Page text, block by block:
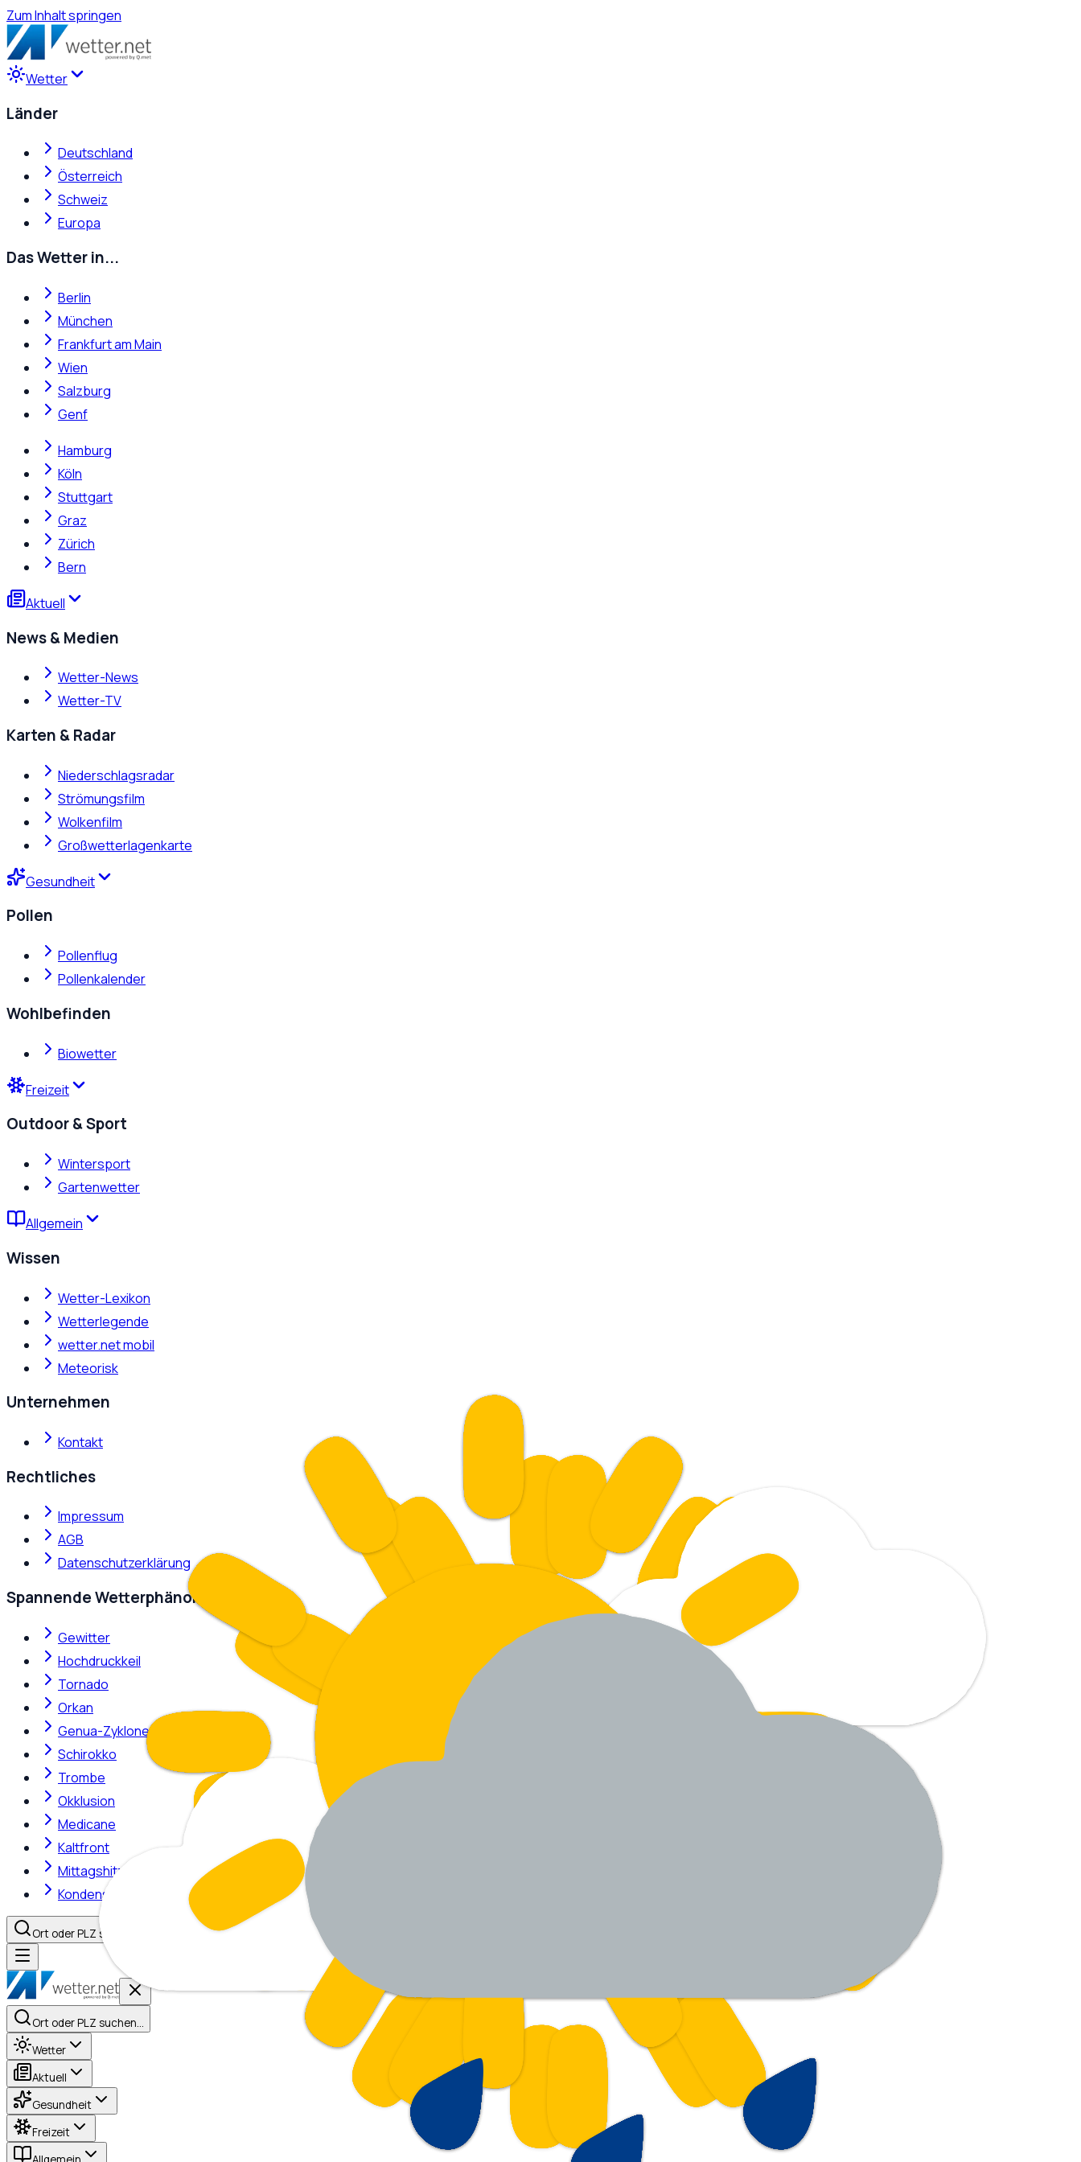
Zum Inhalt springen
Wetter
Länder
Deutschland
Österreich
Schweiz
Europa
Das Wetter in...
Berlin
München
Frankfurt am Main
Wien
Salzburg
Genf
Hamburg
Köln
Stuttgart
Graz
Zürich
Bern
Aktuell
News & Medien
Wetter-News
Wetter-TV
Karten & Radar
Niederschlagsradar
Strömungsfilm
Wolkenfilm
Großwetterlagenkarte
Gesundheit
Pollen
Pollenflug
Pollenkalender
Wohlbefinden
Biowetter
Freizeit
Outdoor & Sport
Wintersport
Gartenwetter
Allgemein
Wissen
Wetter-Lexikon
Wetterlegende
wetter.net mobil
Meteorisk
Unternehmen
Kontakt
Rechtliches
Impressum
AGB
Datenschutzerklärung
Spannende Wetterphänomene
Gewitter
Hochdruckkeil
Tornado
Orkan
Genua-Zyklone
Schirokko
Trombe
Okklusion
Medicane
Kaltfront
Mittagshitze
Kondensstreifen
Ort oder PLZ suchen…
Ort oder PLZ suchen…
Wetter
Aktuell
Gesundheit
Freizeit